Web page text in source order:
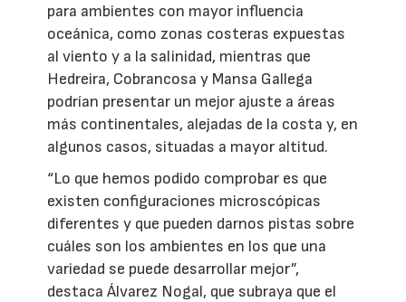
para ambientes con mayor influencia
oceánica, como zonas costeras expuestas
al viento y a la salinidad, mientras que
Hedreira, Cobrancosa y Mansa Gallega
podrían presentar un mejor ajuste a áreas
más continentales, alejadas de la costa y, en
algunos casos, situadas a mayor altitud.
“Lo que hemos podido comprobar es que
existen configuraciones microscópicas
diferentes y que pueden darnos pistas sobre
cuáles son los ambientes en los que una
variedad se puede desarrollar mejor”,
destaca Álvarez Nogal, que subraya que el